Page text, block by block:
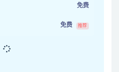
免费
免费 推荐